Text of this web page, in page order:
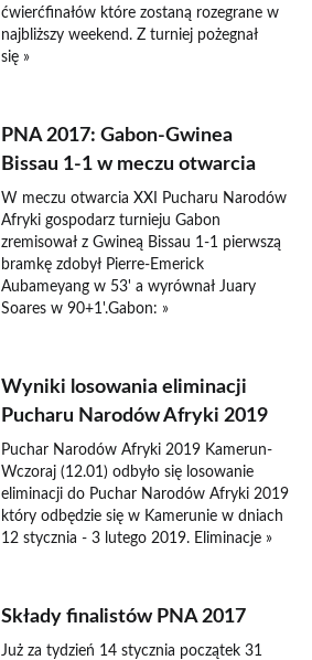
ćwierćfinałów które zostaną rozegrane w
najbliższy weekend. Z turniej pożegnał
się »
PNA 2017: Gabon-Gwinea
Bissau 1-1 w meczu otwarcia
W meczu otwarcia XXI Pucharu Narodów
Afryki gospodarz turnieju Gabon
zremisował z Gwineą Bissau 1-1 pierwszą
bramkę zdobył Pierre-Emerick
Aubameyang w 53' a wyrównał Juary
Soares w 90+1'.Gabon: »
Wyniki losowania eliminacji
Pucharu Narodów Afryki 2019
Puchar Narodów Afryki 2019 Kamerun-
Wczoraj (12.01) odbyło się losowanie
eliminacji do Puchar Narodów Afryki 2019
który odbędzie się w Kamerunie w dniach
12 stycznia - 3 lutego 2019. Eliminacje »
Składy finalistów PNA 2017
Już za tydzień 14 stycznia początek 31